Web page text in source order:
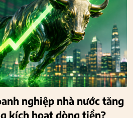
nghiệp nhà nước tăng
kích hoạt dòng tiền?